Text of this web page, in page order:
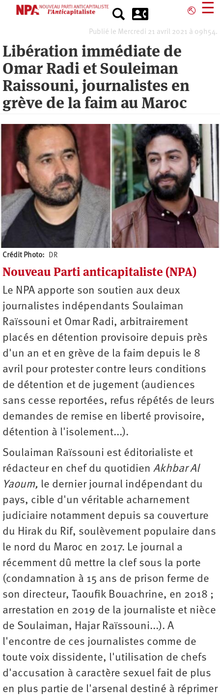
⎋ ☰
Publié le Mercredi 21 avril 2021 à 09h54.
Libération immédiate de
Omar Radi et Souleiman
Raissouni, journalistes en
grève de la faim au Maroc
Crédit Photo
DR
Auteur
Nouveau Parti anticapitaliste (NPA)
Le NPA apporte son soutien aux deux
journalistes indépendants Soulaiman
Raïssouni et Omar Radi, arbitrairement
placés en détention provisoire depuis près
d'un an et en grève de la faim depuis le 8
avril pour protester contre leurs conditions
de détention et de jugement (audiences
sans cesse reportées, refus répétés de leurs
demandes de remise en liberté provisoire,
détention à l'isolement...).
Soulaiman Raïssouni est éditorialiste et
rédacteur en chef du quotidien Akhbar Al
Yaoum, le dernier journal indépendant du
pays, cible d'un véritable acharnement
judiciaire notamment depuis sa couverture
du Hirak du Rif, soulèvement populaire dans
le nord du Maroc en 2017. Le journal a
récemment dû mettre la clef sous la porte
(condamnation à 15 ans de prison ferme de
son directeur, Taoufik Bouachrine, en 2018 ;
arrestation en 2019 de la journaliste et nièce
de Soulaiman, Hajar Raïssouni...). A
l'encontre de ces journalistes comme de
toute voix dissidente, l'utilisation de chefs
d'accusation à caractère sexuel fait de plus
en plus partie de l'arsenal destiné à réprimer